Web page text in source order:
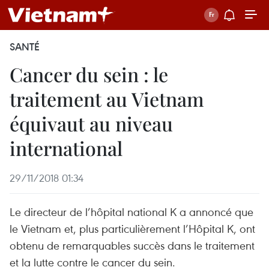
SANTÉ
Cancer du sein : le
traitement au Vietnam
équivaut au niveau
international
29/11/2018 01:34
Le directeur de l’hôpital national K a annoncé que
le Vietnam et, plus particulièrement l’Hôpital K, ont
obtenu de remarquables succès dans le traitement
et la lutte contre le cancer du sein.